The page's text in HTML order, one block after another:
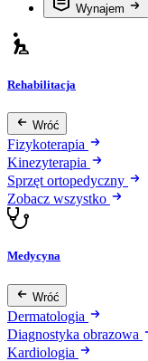
Wynajem
Rehabilitacja
Wróć
Fizykoterapia
Kinezyterapia
Sprzęt ortopedyczny
Zobacz wszystko
Medycyna
Wróć
Dermatologia
Diagnostyka obrazowa
Kardiologia